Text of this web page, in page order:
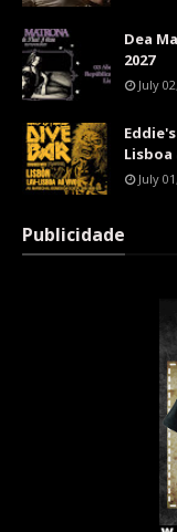
Dea
2027
July
Lisboa
July
Publicidade